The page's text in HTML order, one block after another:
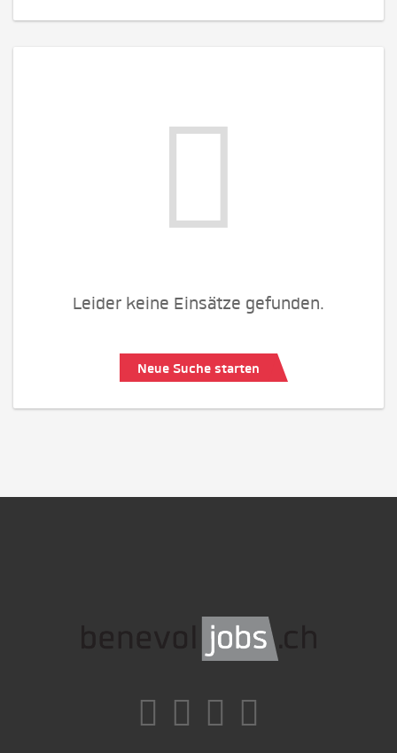
Leider keine Einsätze gefunden.
Neue Suche starten